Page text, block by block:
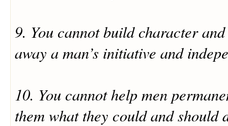
9. You cannot build character
away a man’s initiative and
10. You cannot help men
them what they could and should